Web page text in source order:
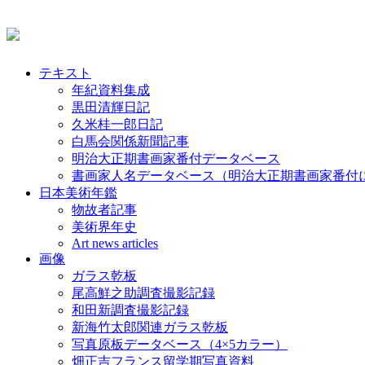
テキスト
年紀資料集成
黒田清輝日記
久米桂一郎日記
白馬会関係新聞記事
明治大正期書画家番付データベース
書画家人名データベース（明治大正期書画家番付
日本美術年鑑
物故者記事
美術界年史
Art news articles
画像
ガラス乾板
尾高鮮之助調査撮影記録
和田新調査撮影記録
新海竹太郎関連ガラス乾板
写真原板データベース（4×5カラー）
畑正吉フランス留学期写真資料